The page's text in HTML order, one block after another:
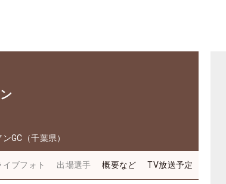
GC（千葉県）
イブフォト 出場選手 概要など TV放送予定